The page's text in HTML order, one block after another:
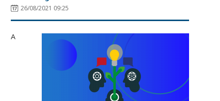
26/08/2021 09:25
A